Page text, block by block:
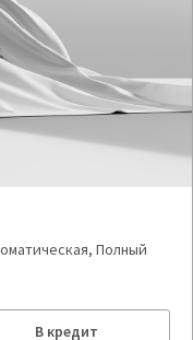
Полный
В кредит